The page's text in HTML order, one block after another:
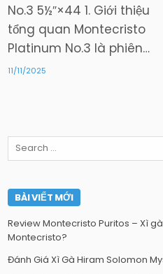
No.3 5½″×44 1. Giới thiệu
tổng quan Montecristo
Platinum No.3 là phiên…
11/11/2025
Search
BÀI VIẾT MỚI
Review Montecristo Puritos – Xì
Montecristo?
Đánh Giá Xì Gà Hiram Solomon